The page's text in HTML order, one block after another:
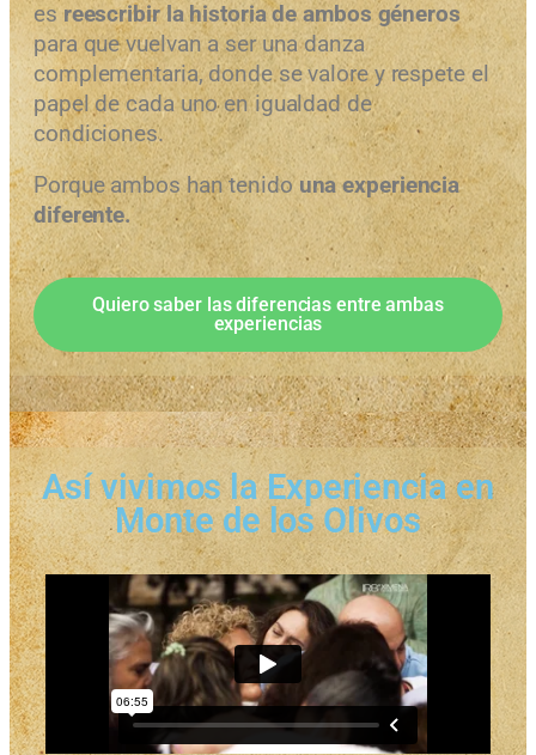
es reescribir la historia de ambos géneros
para que vuelvan a ser una danza
complementaria, donde se valore y respete el
papel de cada uno en igualdad de
condiciones.
Porque ambos han tenidouna experiencia
diferente.
Quiero saber las diferencias entre ambas
experiencias
Así vivimos la Experiencia en
Monte de los Olivos